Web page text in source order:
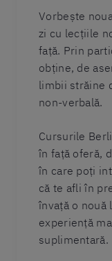
Vorbește
zi cu lecțiile
față. Prin
obține, de
limbii străine
non-verbală.
Cursurile
în față oferă,
în care poți
că te afli în
învață o nouă
experiență
suplimentară.